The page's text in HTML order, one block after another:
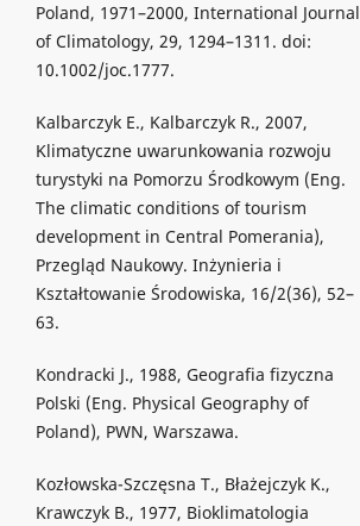
Poland, 1971–2000, International Journal
of Climatology, 29, 1294–1311. doi:
10.1002/joc.1777.
Kalbarczyk E., Kalbarczyk R., 2007,
Klimatyczne uwarunkowania rozwoju
turystyki na Pomorzu Środkowym (Eng.
The climatic conditions of tourism
development in Central Pomerania),
Przegląd Naukowy. Inżynieria i
Kształtowanie Środowiska, 16/2(36), 52–
63.
Kondracki J., 1988, Geografia fizyczna
Polski (Eng. Physical Geography of
Poland), PWN, Warszawa.
Kozłowska-Szczęsna T., Błażejczyk K.,
Krawczyk B., 1977, Bioklimatologia